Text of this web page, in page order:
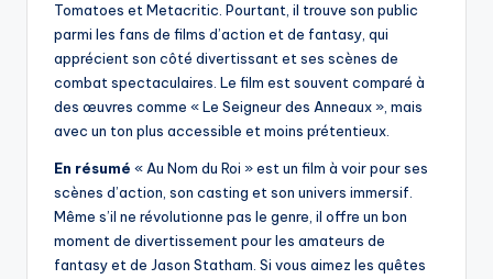
Tomatoes et Metacritic. Pourtant, il trouve son public
parmi les fans de films d’action et de fantasy, qui
apprécient son côté divertissant et ses scènes de
combat spectaculaires. Le film est souvent comparé à
des œuvres comme « Le Seigneur des Anneaux », mais
avec un ton plus accessible et moins prétentieux.
En résumé « Au Nom du Roi » est un film à voir pour ses
scènes d’action, son casting et son univers immersif.
Même s’il ne révolutionne pas le genre, il offre un bon
moment de divertissement pour les amateurs de
fantasy et de Jason Statham. Si vous aimez les quêtes